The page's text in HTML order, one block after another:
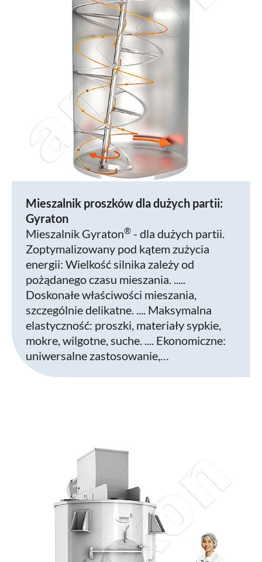
Mieszalnik proszków dla dużych partii:
Gyraton
Mieszalnik Gyraton® - dla dużych partii.
Zoptymalizowany pod kątem zużycia
energii: Wielkość silnika zależy od
pożądanego czasu mieszania. .....
Doskonałe właściwości mieszania,
szczególnie delikatne. .... Maksymalna
elastyczność: proszki, materiały sypkie,
mokre, wilgotne, suche. .... Ekonomiczne:
uniwersalne zastosowanie,…